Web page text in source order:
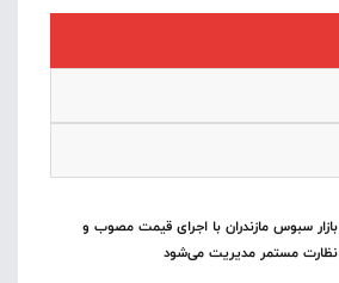
بازار سبوس مازندران با اجرای قیمت مصوب و
نظارت مستمر مدیریت می‌شود